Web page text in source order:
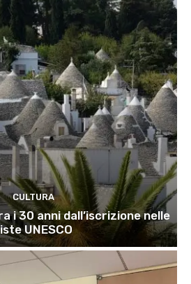
CULTURA
i 30 anni dall’iscrizione nelle
UNESCO